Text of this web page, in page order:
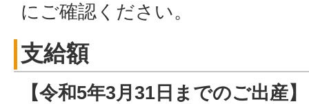
にご確認ください。
支給額
【令和5年3月31日までのご出産】